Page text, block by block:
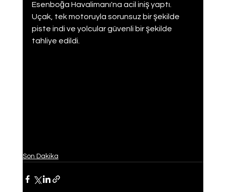
Esenboğa Havalimanı'na acil iniş yaptı.
Uçak, tek motoruyla sorunsuz bir şekilde
piste indi ve yolcular güvenli bir şekilde
tahliye edildi.
Son Dakika